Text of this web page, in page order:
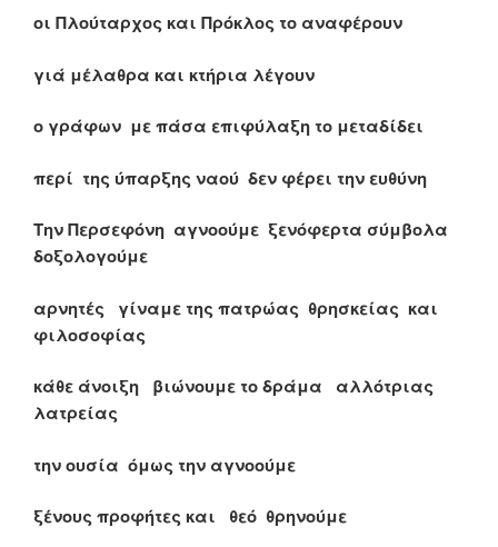
οι Πλούταρχος και Πρόκλος το αναφέρουν
γιά μέλαθρα και κτήρια λέγουν
ο γράφων με πάσα επιφύλαξη το μεταδίδει
περί της ύπαρξης ναού δεν φέρει την ευθύνη
Την Περσεφόνη αγνοούμε ξενόφερτα σύμβολα
δοξολογούμε
αρνητές γίναμε της πατρώας θρησκείας και
φιλοσοφίας
κάθε άνοιξη βιώνουμε το δράμα αλλότριας
λατρείας
την ουσία όμως την αγνοούμε
ξένους προφήτες και θεό θρηνούμε